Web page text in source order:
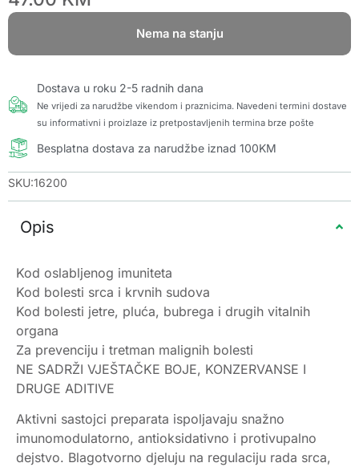
Nema na stanju
Dostava u roku 2-5 radnih dana
Ne vrijedi za narudžbe vikendom i praznicima. Navedeni termini dostave
su informativni i proizlaze iz pretpostavljenih termina brze pošte
Besplatna dostava za narudžbe iznad 100KM
SKU:16200
Opis
Kod oslabljenog imuniteta
Kod bolesti srca i krvnih sudova
Kod bolesti jetre, pluća, bubrega i drugih vitalnih
organa
Za prevenciju i tretman malignih bolesti
NE SADRŽI VJEŠTAČKE BOJE, KONZERVANSE I
DRUGE ADITIVE
Aktivni sastojci preparata ispoljavaju snažno
imunomodulatorno, antioksidativno i protivupalno
dejstvo. Blagotvorno djeluju na regulaciju rada srca,